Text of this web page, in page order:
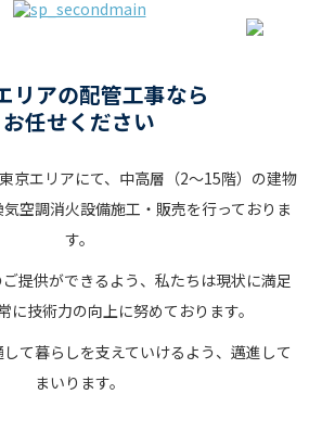
リアの配管工事なら
お任せください
京エリアにて、中高層（2～15階）の建物
空調消火設備施工・販売を行っておりま
す。
提供ができるよう、私たちは現状に満足
に技術力の向上に努めております。
て暮らしを支えていけるよう、邁進して
まいります。